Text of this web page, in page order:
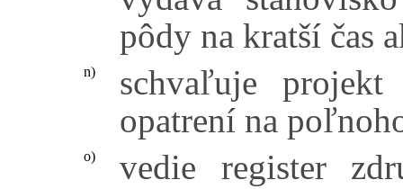
pôdy na kratší čas
n)
schvaľuje projekt
opatrení na
o)
vedie register